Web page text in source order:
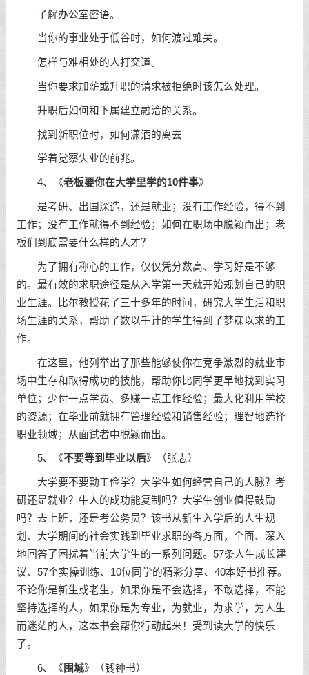
了解办公室密语。
当你的事业处于低谷时，如何渡过难关。
怎样与难相处的人打交道。
当你要求加薪或升职的请求被拒绝时该怎么处理。
升职后如何和下属建立融洽的关系。
找到新职位时，如何潇洒的离去
学着觉察失业的前兆。
4、《老板要你在大学里学的10件事》
是考研、出国深造，还是就业；没有工作经验，得不到
工作；没有工作就得不到经验；如何在职场中脱颖而出；老
板们到底需要什么样的人才？
为了拥有称心的工作，仅仅凭分数高、学习好是不够
的。最有效的求职途径是从入学第一天就开始规划自己的职
业生涯。比尔教授花了三十多年的时间，研究大学生活和职
场生涯的关系，帮助了数以千计的学生得到了梦寐以求的工
作。
在这里，他列举出了那些能够使你在竞争激烈的就业市
场中生存和取得成功的技能，帮助你比同学更早地找到实习
单位；少付一点学费、多赚一点工作经验；最大化利用学校
的资源；在毕业前就拥有管理经验和销售经验；理智地选择
职业领域；从面试者中脱颖而出。
5、《不要等到毕业以后》（张志）
大学要不要勤工俭学？大学生如何经营自己的人脉？考
研还是就业？牛人的成功能复制吗？大学生创业值得鼓励
吗？去上班，还是考公务员？该书从新生入学后的人生规
划、大学期间的社会实践到毕业求职的各方面，全面、深入
地回答了困扰着当前大学生的一系列问题。57条人生成长建
议、57个实操训练、10位同学的精彩分享、40本好书推荐。
不论你是新生或老生，如果你是不会选择，不敢选择，不能
坚持选择的人，如果你是为专业，为就业，为求学，为人生
而迷茫的人，这本书会帮你行动起来！受到读大学的快乐
了。
6、《 围城》（钱钟书）